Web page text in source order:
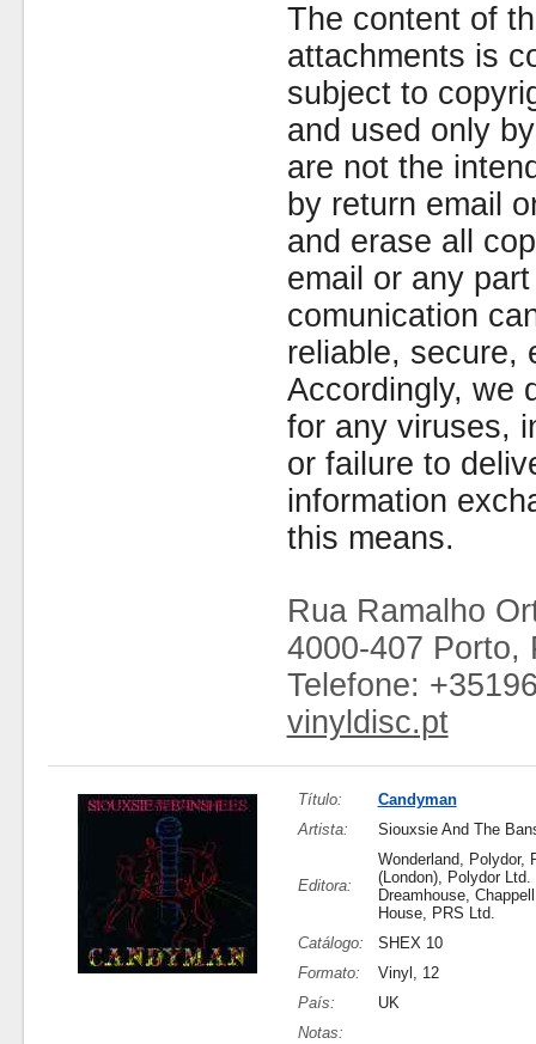
The content of
attachments is
subject to
and used only
are not the
by return email
and erase all
email or any
comunication
reliable, secure,
Accordingly, we
for any viruses,
or failure to
information
this means.
Rua Ramalho
4000-407 Porto,
Telefone:
vinyldisc.pt
Título:
Candyman
Artista:
Siouxsie And The
Editora:
Wonderland, Polydor,
(London), Polydor Ltd.
Dreamhouse,
House, PRS Ltd.
Catálogo:
SHEX 10
Formato:
Vinyl, 12
País:
UK
Notas: